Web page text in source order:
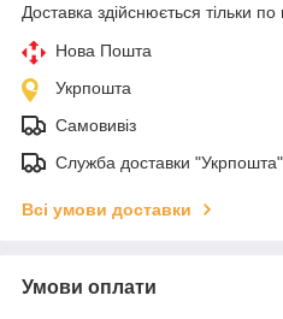
Доставка здійснюється тільки по
Нова Пошта
Укрпошта
Самовивіз
Служба доставки "Укрпошта"
Всі умови доставки
Умови оплати